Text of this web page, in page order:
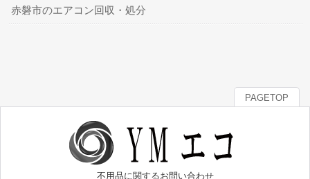
赤磐市のエアコン回収・処分
PAGETOP
不用品に関するお問い合わせ